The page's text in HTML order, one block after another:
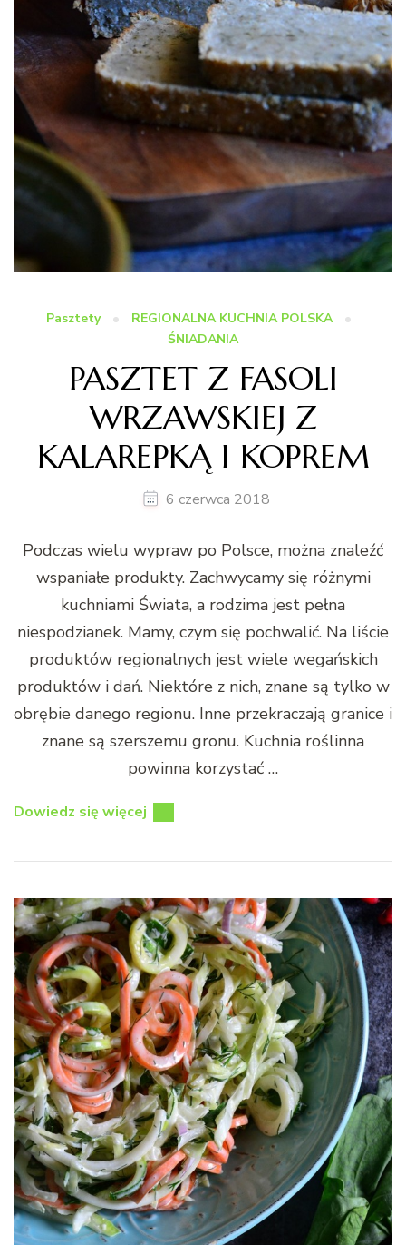
Pasztety
REGIONALNA KUCHNIA POLSKA
ŚNIADANIA
PASZTET Z FASOLI
WRZAWSKIEJ Z
KALAREPKĄ I KOPREM
6 czerwca 2018
Podczas wielu wypraw po Polsce, można znaleźć
wspaniałe produkty. Zachwycamy się różnymi
kuchniami Świata, a rodzima jest pełna
niespodzianek. Mamy, czym się pochwalić. Na liście
produktów regionalnych jest wiele wegańskich
produktów i dań. Niektóre z nich, znane są tylko w
obrębie danego regionu. Inne przekraczają granice i
znane są szerszemu gronu. Kuchnia roślinna
powinna korzystać …
Dowiedz się więcej